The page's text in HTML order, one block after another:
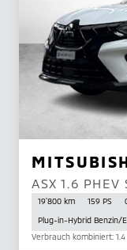
ASX 1.6
19'800 km 159 PS
Plug-in-Hybrid Benzin/
Verbrauch kombiniert: